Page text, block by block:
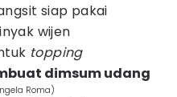
siap pakai
wijen
topping
dimsum udang
Roma)